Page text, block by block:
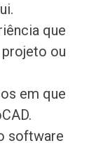
que
ou
em que
software